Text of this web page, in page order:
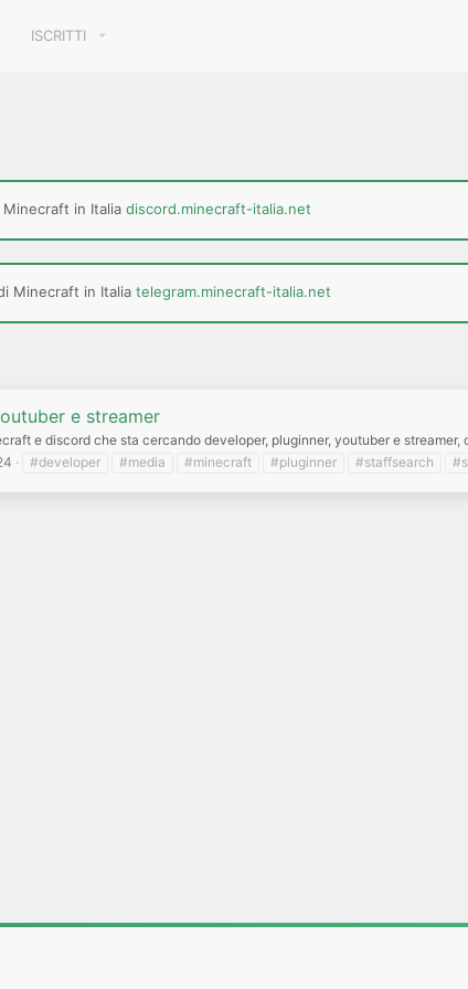
ISCRITTI
in Italia discord.minecraft-italia.net
Minecraft in Italia telegram.minecraft-italia.net
e streamer
e discord che sta cercando developer, pluginner, youtuber e
#developer #media #minecraft #pluginner #staffsearch